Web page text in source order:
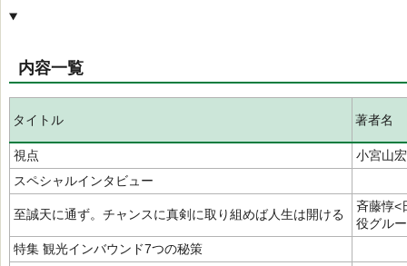
内容一覧
タイトル 著者名
視点
小宮山
スペシャルインタビュー
至誠天に通ず。チャンスに真剣に取り組めば人生は開ける
斉藤惇<
役グル
特集 観光インバウンド7つの秘策